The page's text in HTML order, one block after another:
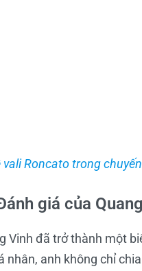
Roncato trong
giá của
Vinh đã trở thành một
nhân, anh không chỉ